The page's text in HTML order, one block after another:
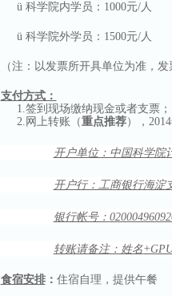
ü 科学院内学员： 1000元/人
ü 科学院外学员： 1500元/人
（注：以发票所开具单位为准，发
支付方式：
1.签到现场缴纳现金或者支票；
2. 网上转账（重点推荐）， 2014
开户单位：中国科学院
开户行：工商银行海淀
银行帐号：
转账请备注：姓名
食宿安排： 住宿自理，提供午餐